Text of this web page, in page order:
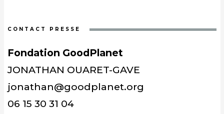
CONTACT PRESSE
Fondation GoodPlanet
JONATHAN OUARET-GAVE
jonathan@goodplanet.org
06 15 30 31 04